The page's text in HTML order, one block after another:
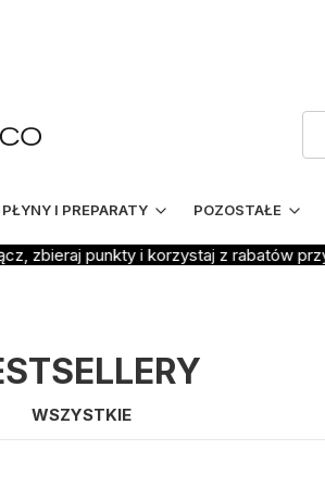
PŁYNY I PREPARATY POZOSTAŁE
punkty i korzystaj z rabatów przy
WSZYSTKIE